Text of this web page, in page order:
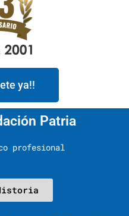
ya!!
Patria
profesional